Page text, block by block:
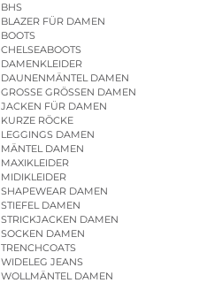
BHS
BLAZER FÜR DAMEN
BOOTS
CHELSEABOOTS
DAMENKLEIDER
DAUNENMÄNTEL DAMEN
GROSSE GRÖSSEN DAMEN
JACKEN FÜR DAMEN
KURZE RÖCKE
LEGGINGS DAMEN
MÄNTEL DAMEN
MAXIKLEIDER
MIDIKLEIDER
SHAPEWEAR DAMEN
STIEFEL DAMEN
STRICKJACKEN DAMEN
SOCKEN DAMEN
TRENCHCOATS
WIDELEG JEANS
WOLLMÄNTEL DAMEN